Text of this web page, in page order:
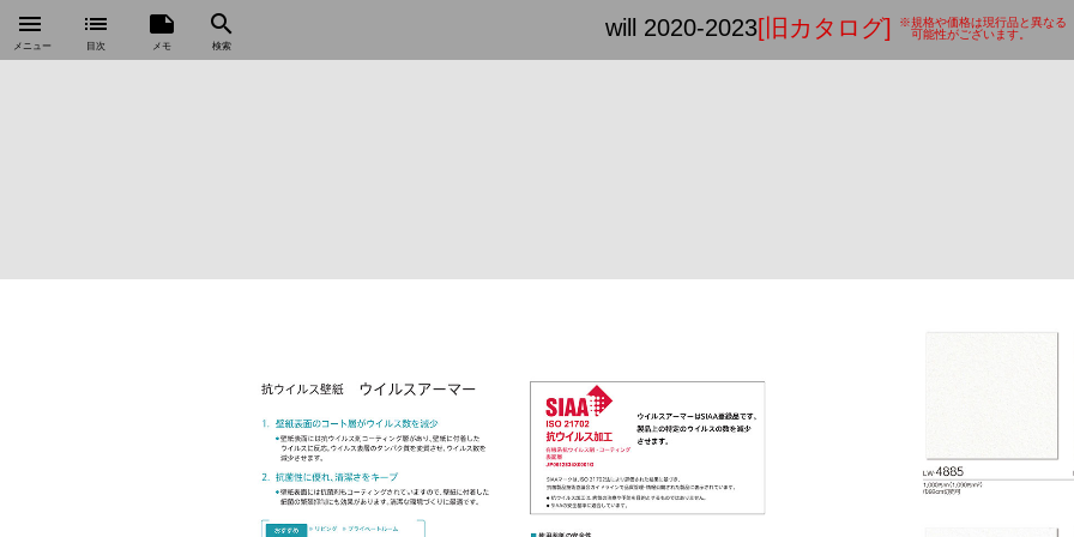
menu
メニュー
will 2020-2023[旧カタログ]
※規格や価格は現行品と異なる
可能性がございます。
list
目次
note
メモ
search
検索